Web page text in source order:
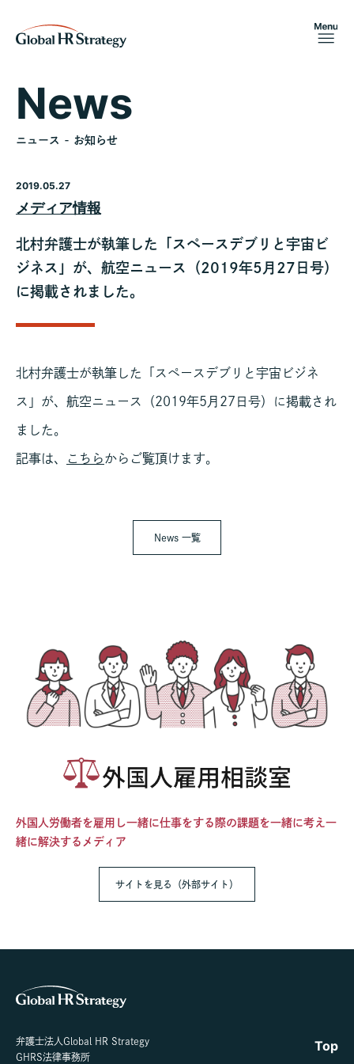
News
ニュース - お知らせ
2019.05.27
メディア情報
北村弁護士が執筆した「スペースデブリと宇宙ビ
ジネス」が、航空ニュース（2019年5月27日号）
に掲載されました。
北村弁護士が執筆した「スペースデブリと宇宙ビジネ
ス」が、航空ニュース（2019年5月27日号）に掲載され
ました。
記事は、 こちらからご覧頂けます。
News 一覧
外国人労働者を雇用し一緒に仕事をする際の課題を一緒に考え一
緒に解決するメディア
サイトを見る（外部サイト）
弁護士法人Global HR Strategy
GHRS法律事務所
Top